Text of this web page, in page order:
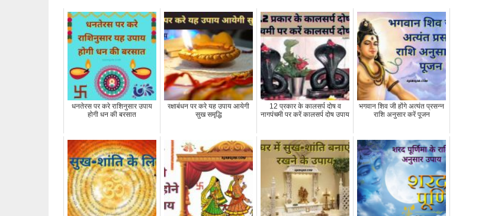
धनतेरस पर करे राशिनुसार उपाय
होगी धन की बरसात
रक्षाबंधन पर करे यह उपाय आयेगी
सुख समृद्धि
12 प्रकार के कालसर्प दोष व
नागपंचमी पर करें कालसर्प दोष उपाय
भगवान शिव जी होंगे अत्‍यंत प्रसन्‍न
राशि अनुसार करें पूजन